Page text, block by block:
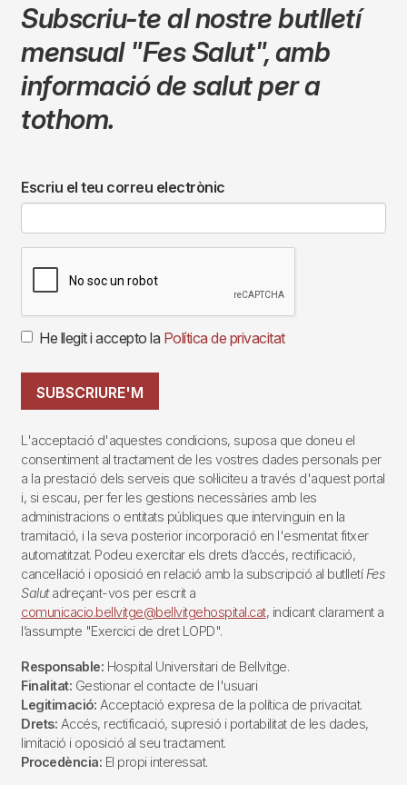
Subscriu-te al nostre butlletí
mensual "Fes Salut",amb
informació de salut per a
tothom.
Escriu el teu correu electrònic
He llegit i accepto la Política de privacitat
SUBSCRIURE'M
L'acceptació d'aquestes condicions, suposa que doneu el
consentiment al tractament de les vostres dades personals per
a la prestació dels serveis que sol·liciteu a través d'aquest portal
i, si escau, per fer les gestions necessàries amb les
administracions o entitats públiques que intervinguin en la
tramitació, i la seva posterior incorporació en l'esmentat fitxer
automatitzat. Podeu exercitar els drets d’accés, rectificació,
cancel·lació i oposició en relació amb la subscripció al butlletíFes
Salutadreçant-vos per escrit a
comunicacio.bellvitge@bellvitgehospital.cat, indicant clarament a
l’assumpte "Exercici de dret LOPD".
Responsable: Hospital Universitari de Bellvitge.
Finalitat: Gestionar el contacte de l'usuari
Legitimació: Acceptació expresa de la política de privacitat.
Drets: Accés, rectificació, supresió i portabilitat de les dades,
limitació i oposició al seu tractament.
Procedència: El propi interessat.